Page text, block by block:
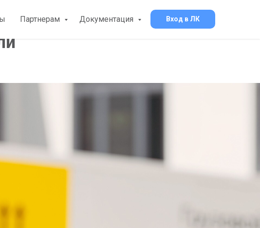
Партнерам Документация Вход в ЛК